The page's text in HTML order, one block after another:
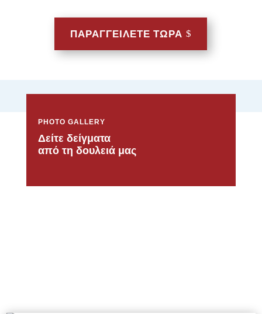
ΠΑΡΑΓΓΕΙΛΕΤΕ ΤΩΡΑ
PHOTO GALLERY
Δείτε δείγματα
από τη δουλειά μας